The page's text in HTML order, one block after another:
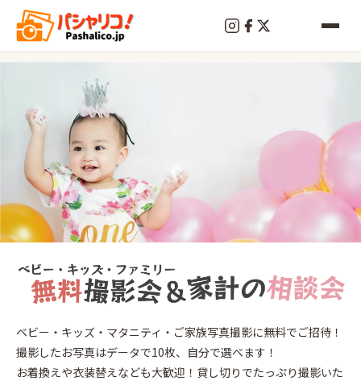
終
了
川越
2026年
5月28
日 木
ベビー・キッズ・マタニティ・ご家族写真撮影に無料でご招待！
撮影したお写真はデータで10枚、自分で選べます！
お着換えや衣装替えなども大歓迎！貸し切りでたっぷり撮影いた